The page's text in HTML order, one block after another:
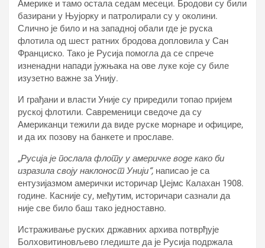
Америке и тамо остала седам месеци. Бродови су били
базирани у Њујорку и патролирали су у околини.
Слично је било и на западној обали где је руска
флотила од шест ратних бродова допловила у Сан
Франциско. Тако је Русија помогла да се спрече
изненадни напади јужњака на ове луке које су биле
изузетно важне за Унију.
И грађани и власти Уније су приредили топао пријем
руској флотили. Савременици сведоче да су
Американци тежили да виде руске морнаре и официре,
и да их позову на банкете и прославе.
„Русија је послала флоту у америчке воде како би
изразила своју наклоност Унији“, написао је са
ентузијазмом амерички историчар Џејмс Калахан 1908.
године. Касније су, међутим, историчари сазнали да
није све било баш тако једноставно.
Истраживање руских државних архива потврђује
Болховитиновљево гледиште да је Русија подржала